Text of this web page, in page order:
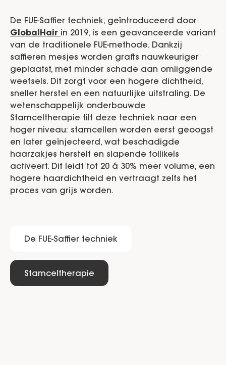
De FUE-Saffier techniek, geïntroduceerd door
GlobalHair in 2019, is een geavanceerde variant
van de traditionele FUE-methode. Dankzij
saffieren mesjes worden grafts nauwkeuriger
geplaatst, met minder schade aan omliggende
weefsels. Dit zorgt voor een hogere dichtheid,
sneller herstel en een natuurlijke uitstraling. De
wetenschappelijk onderbouwde
Stamceltherapie tilt deze techniek naar een
hoger niveau: stamcellen worden eerst geoogst
en later geïnjecteerd, wat beschadigde
haarzakjes herstelt en slapende follikels
activeert. Dit leidt tot 20 á 30% meer volume, een
hogere haardichtheid en vertraagt zelfs het
proces van grijs worden.
De FUE-Saffier techniek
Stamceltherapie